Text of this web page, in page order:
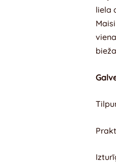
liela